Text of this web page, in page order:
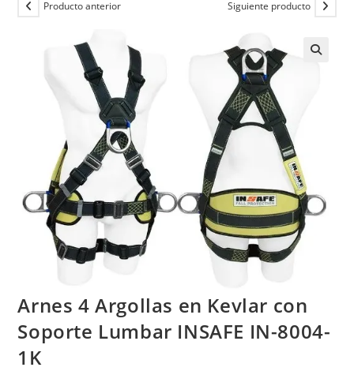
Producto anterior Siguiente producto
Arnes 4 Argollas en Kevlar con
Soporte Lumbar INSAFE IN-8004-
1K